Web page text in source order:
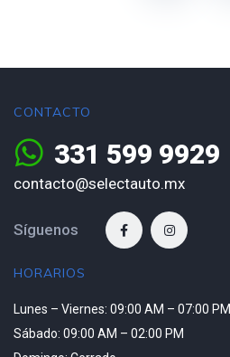
HORARIOS
Lunes – Viernes: 09:00 AM – 07:00 PM
Sábado: 09:00 AM – 02:00 PM
CONTACTO
331 599 9929
contacto@selectauto.mx
Síguenos